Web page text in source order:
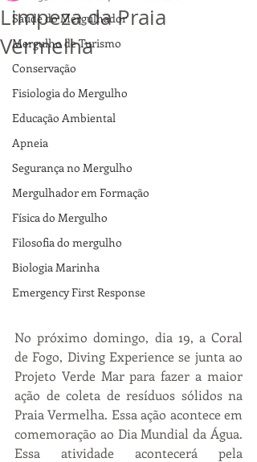
Saúde do Mergulhador
Mergulho de Turismo
Conservação
Fisiologia do Mergulho
Educação Ambiental
Apneia
Segurança no Mergulho
Mergulhador em Formação
Física do Mergulho
Filosofia do mergulho
Biologia Marinha
Emergency First Response
Limpeza da Praia
Vermelha
No próximo domingo, dia 19, a Coral
de Fogo, Diving Experience se junta ao
Projeto Verde Mar para fazer a maior
ação de coleta de resíduos sólidos na
Praia Vermelha. Essa ação acontece em
comemoração ao Dia Mundial da Água.
Essa atividade acontecerá pela